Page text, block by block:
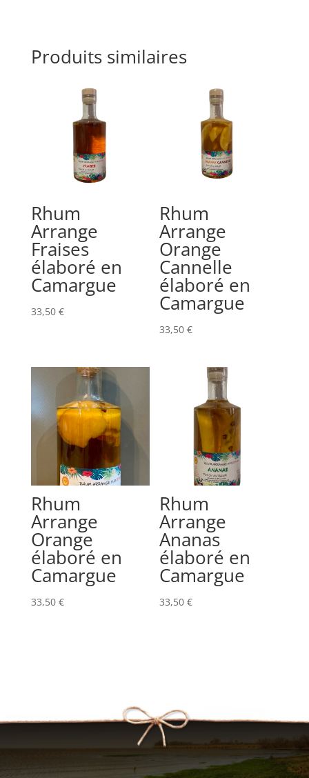
Produits similaires
Rhum
Arrange
Fraises
élaboré en
Camargue
33,50 €
Rhum
Arrange
Orange
Cannelle
élaboré en
Camargue
33,50€
Rhum
Arrange
Orange
élaboré en
Camargue
33,50 €
Rhum
Arrange
Ananas
élaboré en
Camargue
33,50€